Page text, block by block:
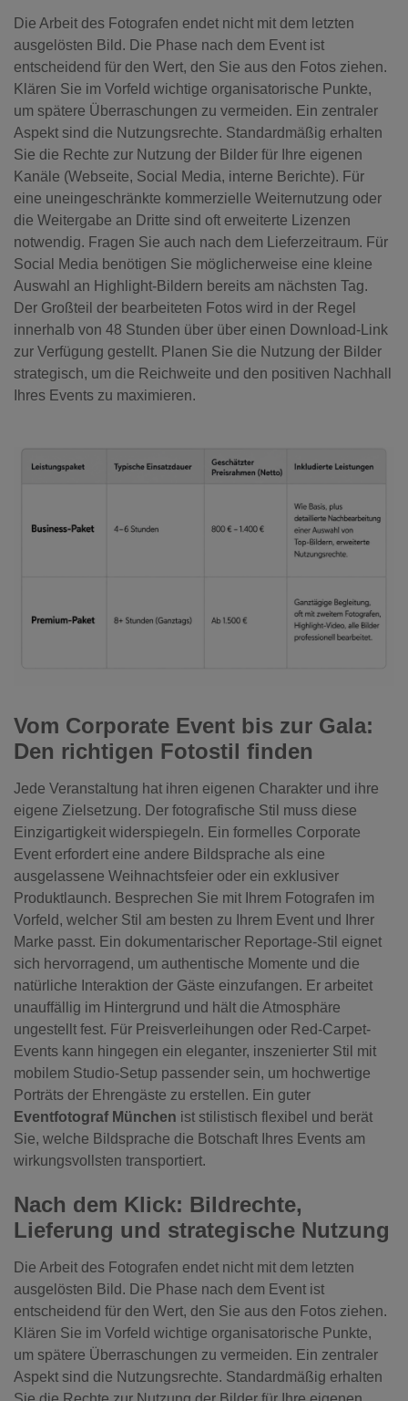
Die Arbeit des Fotografen endet nicht mit dem letzten
ausgelösten Bild. Die Phase nach dem Event ist
entscheidend für den Wert, den Sie aus den Fotos ziehen.
Klären Sie im Vorfeld wichtige organisatorische Punkte,
um spätere Überraschungen zu vermeiden. Ein zentraler
Aspekt sind die Nutzungsrechte. Standardmäßig erhalten
Sie die Rechte zur Nutzung der Bilder für Ihre eigenen
Kanäle (Webseite, Social Media, interne Berichte). Für
eine uneingeschränkte kommerzielle Weiternutzung oder
die Weitergabe an Dritte sind oft erweiterte Lizenzen
notwendig. Fragen Sie auch nach dem Lieferzeitraum. Für
Social Media benötigen Sie möglicherweise eine kleine
Auswahl an Highlight-Bildern bereits am nächsten Tag.
Der Großteil der bearbeiteten Fotos wird in der Regel
innerhalb von 48 Stunden über über einen Download-Link
zur Verfügung gestellt. Planen Sie die Nutzung der Bilder
strategisch, um die Reichweite und den positiven Nachhall
Ihres Events zu maximieren.
Vom Corporate Event bis zur Gala:
Den richtigen Fotostil finden
Jede Veranstaltung hat ihren eigenen Charakter und ihre
eigene Zielsetzung. Der fotografische Stil muss diese
Einzigartigkeit widerspiegeln. Ein formelles Corporate
Event erfordert eine andere Bildsprache als eine
ausgelassene Weihnachtsfeier oder ein exklusiver
Produktlaunch. Besprechen Sie mit Ihrem Fotografen im
Vorfeld, welcher Stil am besten zu Ihrem Event und Ihrer
Marke passt. Ein dokumentarischer Reportage-Stil eignet
sich hervorragend, um authentische Momente und die
natürliche Interaktion der Gäste einzufangen. Er arbeitet
unauffällig im Hintergrund und hält die Atmosphäre
ungestellt fest. Für Preisverleihungen oder Red-Carpet-
Events kann hingegen ein eleganter, inszenierter Stil mit
mobilem Studio-Setup passender sein, um hochwertige
Porträts der Ehrengäste zu erstellen. Ein guter
Eventfotograf München ist stilistisch flexibel und berät
Sie, welche Bildsprache die Botschaft Ihres Events am
wirkungsvollsten transportiert.
Nach dem Klick: Bildrechte,
Lieferung und strategische Nutzung
Die Arbeit des Fotografen endet nicht mit dem letzten
ausgelösten Bild. Die Phase nach dem Event ist
entscheidend für den Wert, den Sie aus den Fotos ziehen.
Klären Sie im Vorfeld wichtige organisatorische Punkte,
um spätere Überraschungen zu vermeiden. Ein zentraler
Aspekt sind die Nutzungsrechte. Standardmäßig erhalten